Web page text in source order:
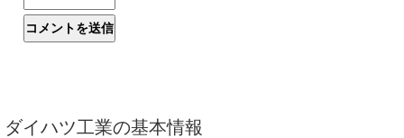
ダイハツ工業の基本情報